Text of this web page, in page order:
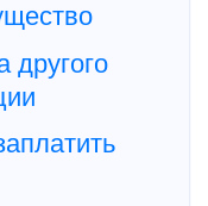
другого